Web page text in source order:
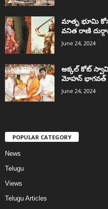
మాతృ భూమి
వనిత రాణి
June 24, 2024
అక్కల్‌ కోట్‌
మోహన్ భాగవత్
June 24, 2024
POPULAR CATEGORY
News
Telugu
Views
Telugu Articles